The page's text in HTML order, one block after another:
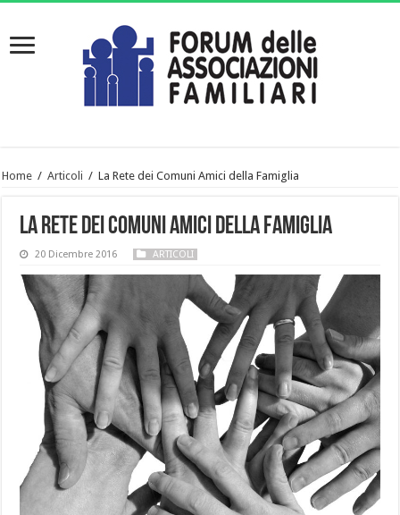
Home / Articoli / La Rete dei Comuni Amici della Famiglia
La Rete dei Comuni Amici della Famiglia
20 Dicembre 2016 ARTICOLI